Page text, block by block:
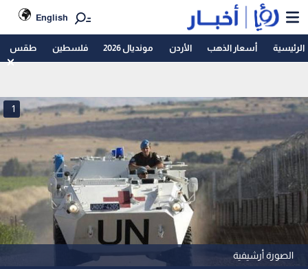
English
الرئيسية أسعار الذهب الأردن مونديال 2026 فلسطين طقس
الصورة أرشيفية
1